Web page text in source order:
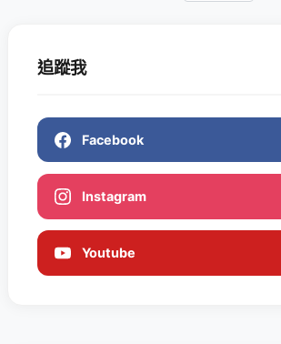
追蹤我
Facebook
Instagram
Youtube